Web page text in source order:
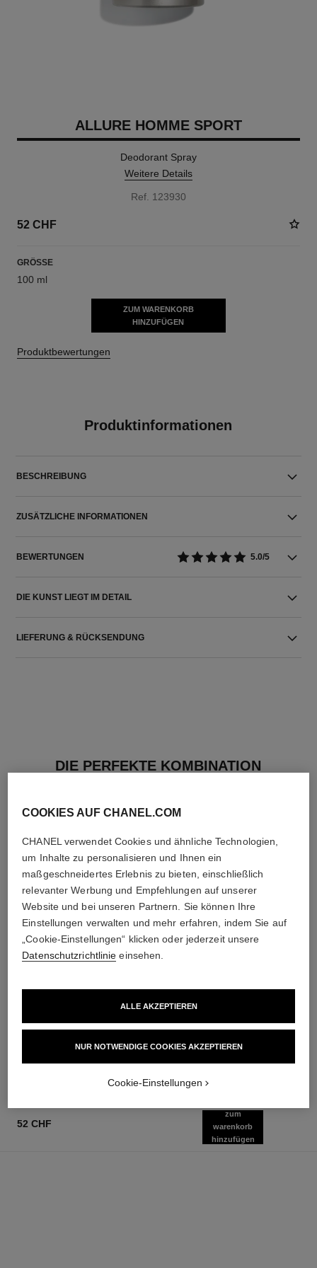
ALLURE HOMME SPORT
Deodorant Spray
Weitere Details
Ref. 123930
52 CHF
GRÖSSE
100 ml
ZUM WARENKORB
HINZUFÜGEN
Produktbewertungen
Produktinformationen
BESCHREIBUNG
ZUSÄTZLICHE INFORMATIONEN
BEWERTUNGEN 5.0/5
DIE KUNST LIEGT IM DETAIL
LIEFERUNG & RÜCKSENDUNG
DIE PERFEKTE KOMBINATION
allure homme sport eau extrême
Ref. 123560
121 chf
Zum Warenkorb hinzufügen
Ref. 123320
103 chf
Zum Warenkorb hinzufügen
52 CHF
zum
warenkorb
hinzufügen
COOKIES AUF CHANEL.COM
CHANEL verwendet Cookies und ähnliche Technologien,
um Inhalte zu personalisieren und Ihnen ein
maßgeschneidertes Erlebnis zu bieten, einschließlich
relevanter Werbung und Empfehlungen auf unserer
Website und bei unseren Partnern. Sie können Ihre
Einstellungen verwalten und mehr erfahren, indem Sie auf
„Cookie-Einstellungen“ klicken oder jederzeit unsere
Datenschutzrichtlinie einsehen.
NUR NOTWENDIGE COOKIES AKZEPTIEREN
ALLE AKZEPTIEREN
Cookie-Einstellungen